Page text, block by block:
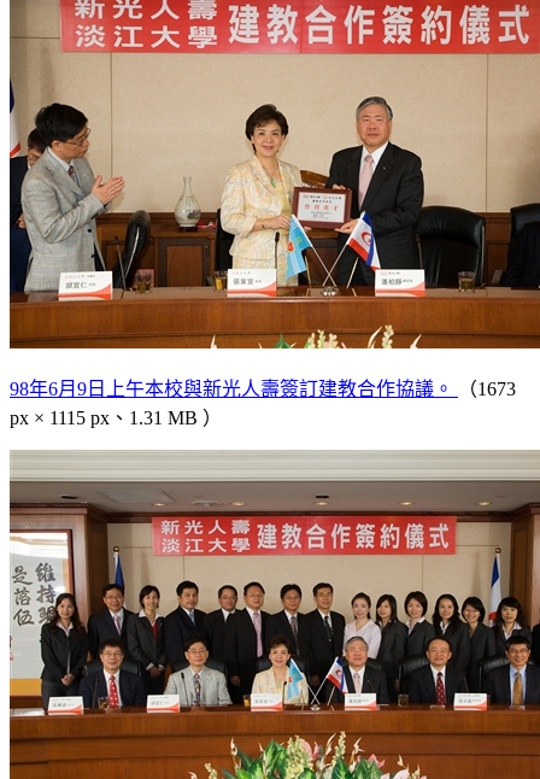
98年6月9日上午本校與新光人壽簽訂建教合作協議。
（1673
px × 1115 px、1.31 MB ）